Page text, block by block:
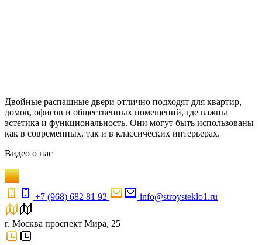
Двойные распашные двери отлично подходят для квартир,
домов, офисов и общественных помещений, где важны
эстетика и функциональность. Они могут быть использованы
как в современных, так и в классических интерьерах.
Видео о нас
+7 (968) 682 81 92 info@stroysteklo1.ru
г. Москва проспект Мира, 25